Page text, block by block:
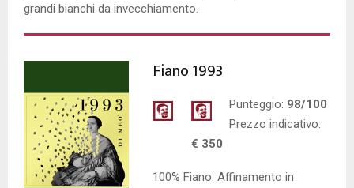
grandi bianchi da invecchiamento.
Fiano 1993
Punteggio: 98/100
Prezzo indicativo:
€ 350
100% Fiano. Affinamento in